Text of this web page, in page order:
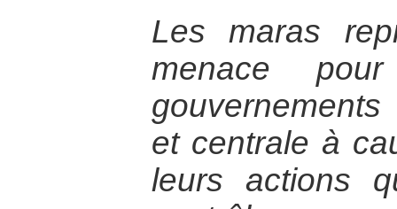
Les maras
menace
et centrale à
leurs actions